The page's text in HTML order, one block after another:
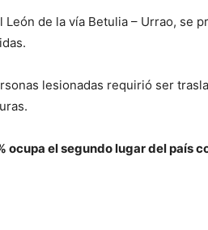
de la vía Betulia – Urrao, se
lesionadas requirió ser
ocupa el segundo lugar del país